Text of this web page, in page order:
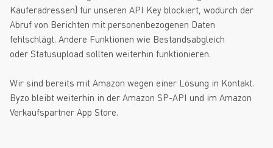
Käuferadressen) für unseren API Key blockiert, wodurch der
Abruf von Berichten mit personenbezogenen Daten
fehlschlägt. Andere Funktionen wie Bestandsabgleich
oder Statusupload sollten weiterhin funktionieren.
Wir sind bereits mit Amazon wegen einer Lösung in Kontakt.
Byzo bleibt weiterhin in der Amazon SP-API und im Amazon
Verkaufspartner App Store.